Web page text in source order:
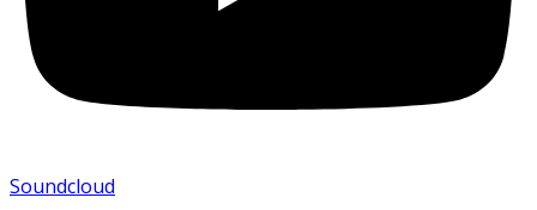
Soundcloud